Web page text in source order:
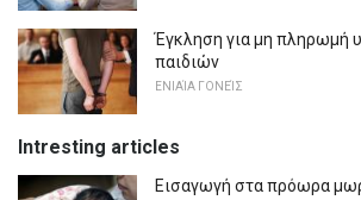
Έγκληση για μη πληρωμή
παιδιών
ΕΝΙΑΊΑ ΓΟΝΕΊΣ
Intresting articles
Εισαγωγή στα πρόωρα